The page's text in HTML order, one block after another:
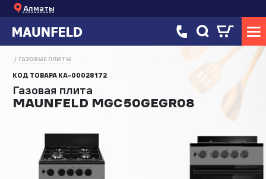
Алматы
ГАЗОВЫЕ ПЛИТЫ
КОД ТОВАРА КА-00028172
Газовая плита
MAUNFELD MGC50GEGR08